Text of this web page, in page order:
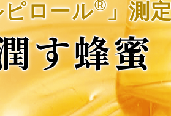
ロール®」測
す蜂蜜